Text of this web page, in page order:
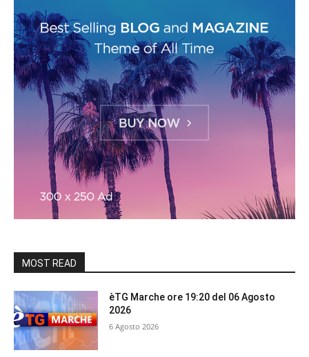
MOST READ
èTG Marche ore 19:20 del 06 Agosto
2026
6 Agosto 2026